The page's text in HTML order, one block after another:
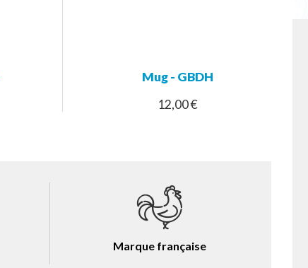
Mug - GBDH
12,00 €
Marque française